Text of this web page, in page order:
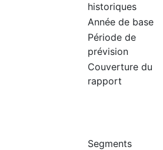
historiques
Année de base
Période de
prévision
Couverture du
rapport
Segments